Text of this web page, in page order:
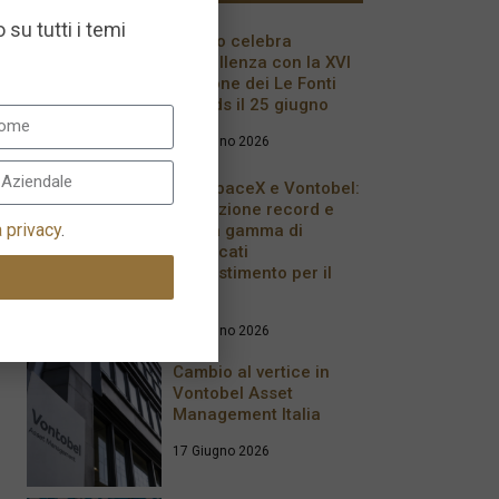
Milano celebra
l’eccellenza con la XVI
edizione dei Le Fonti
Awards il 25 giugno
26 Giugno 2026
IPO SpaceX e Vontobel:
quotazione record e
nuova gamma di
certificati
d’investimento per il
2026
17 Giugno 2026
Cambio al vertice in
Vontobel Asset
Management Italia
17 Giugno 2026
su tutti i temi
privacy.